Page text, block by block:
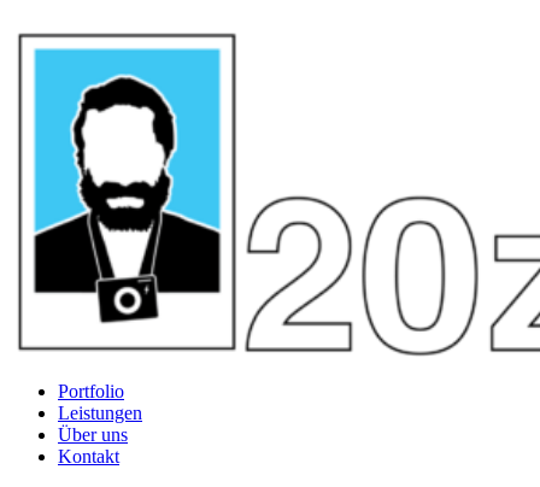
Portfolio
Leistungen
Über uns
Kontakt